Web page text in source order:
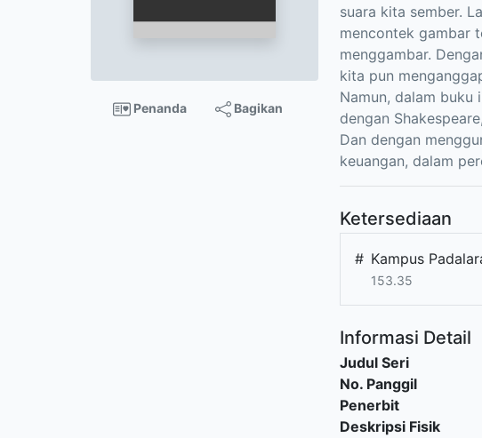
Penanda Bagikan
suara kita sember.
mencontek gambar
menggambar.
kita pun
Namun, dalam buku
dengan
Dan dengan
keuangan, dalam
Ketersediaan
# Kampus
153.35
Informasi Detail
Judul Seri
No. Panggil
Penerbit
Deskripsi Fisik